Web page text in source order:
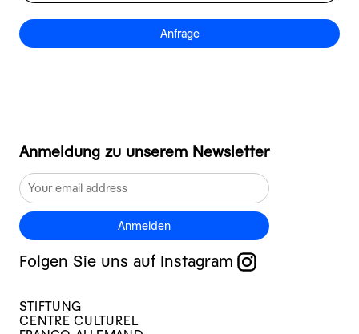
Anfrage
Anmeldung zu unserem Newsletter
Anmelden
Folgen Sie uns auf Instagram
STIFTUNG
CENTRE CULTUREL